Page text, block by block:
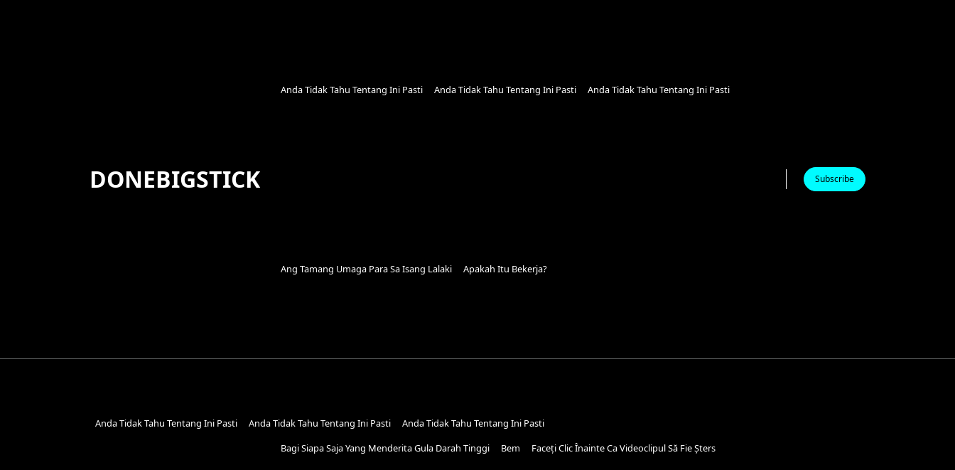
DONEBIGSTICK
Anda Tidak Tahu Tentang Ini Pasti Anda Tidak Tahu Tentang Ini Pasti Anda Tidak Tahu Tentang Ini Pasti
Ang Tamang Umaga Para Sa Isang Lalaki Apakah Itu Bekerja?
Bagi Siapa Saja Yang Menderita Gula Darah Tinggi Bem Faceți Clic Înainte Ca Videoclipul Să Fie Șters
Subscribe
Anda Tidak Tahu Tentang Ini Pasti Anda Tidak Tahu Tentang Ini Pasti Anda Tidak Tahu Tentang Ini Pasti